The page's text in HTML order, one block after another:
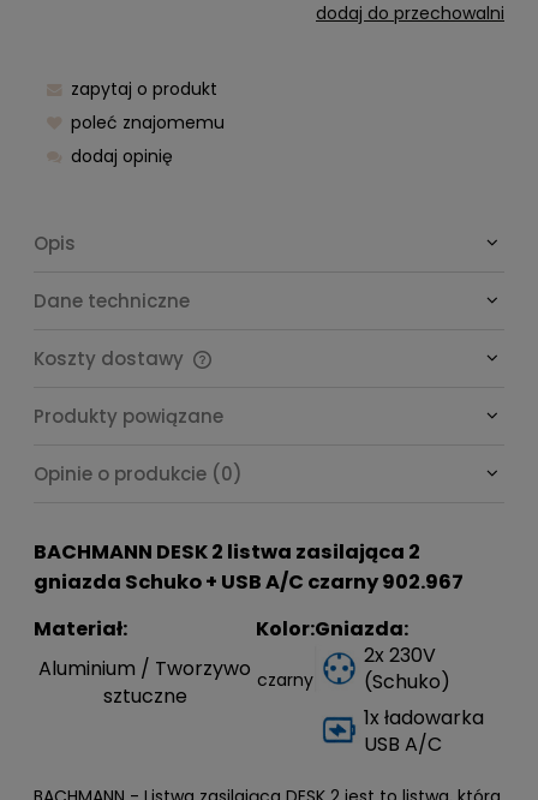
dodaj do przechowalni
zapytaj o produkt
poleć znajomemu
dodaj opinię
Opis
Dane techniczne
Koszty dostawy
Produkty powiązane
Opinie o produkcie (0)
BACHMANN DESK 2 listwa zasilająca 2
gniazda Schuko + USB A/C czarny 902.967
Materiał:
Kolor:Gniazda:
Aluminium / Tworzywo
sztuczne
czarny
2x 230V
(Schuko)
1x ładowarka
USB A/C